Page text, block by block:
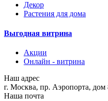
Декор
Растения для дома
Выгодная витрина
Акции
Онлайн - витрина
Наш адрес
г. Москва, пр. Аэропорта, дом
Наша почта